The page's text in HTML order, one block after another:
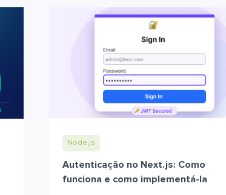
Node.js
Autenticação no Next.js: Como
funciona e como implementá-la